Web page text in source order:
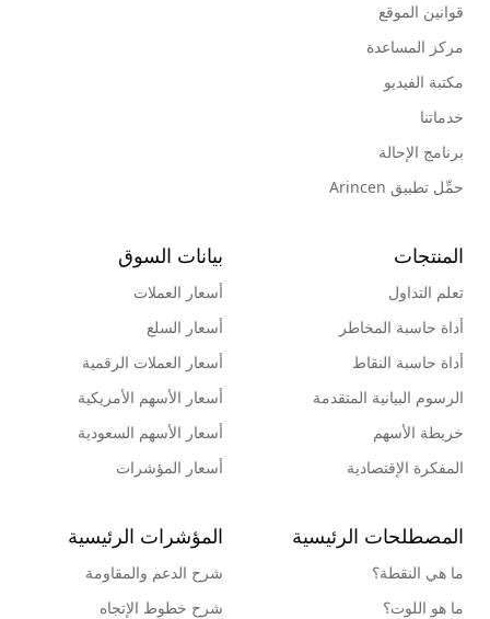
قوانين الموقع
مركز المساعدة
مكتبة الفيديو
خدماتنا
برنامج الإحالة
حمِّل تطبيق Arincen
المنتجات
تعلم التداول
أداة حاسبة المخاطر
أداة حاسبة النقاط
الرسوم البيانية المتقدمة
خريطة الأسهم
المفكرة الإقتصادية
بيانات السوق
أسعار العملات
أسعار السلع
أسعار العملات الرقمية
أسعار الأسهم الأمريكية
أسعار الأسهم السعودية
أسعار المؤشرات
المصطلحات الرئيسية
ما هي النقطة؟
ما هو اللوت؟
المؤشرات الرئيسية
شرح الدعم والمقاومة
شرح خطوط الإتجاه